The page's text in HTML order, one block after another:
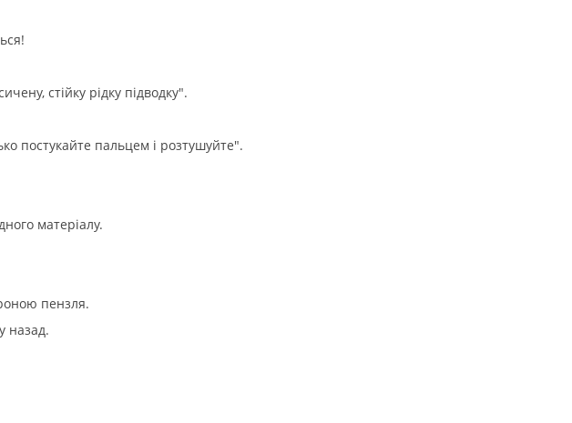
стійку рідку підводку".
постукайте пальцем і розтушуйте".
матеріалу.
пензля.
назад.